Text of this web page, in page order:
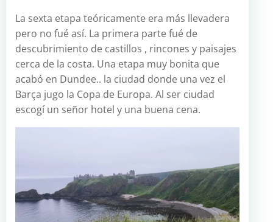
La sexta etapa teóricamente era más llevadera
pero no fué así. La primera parte fué de
descubrimiento de castillos , rincones y paisajes
cerca de la costa. Una etapa muy bonita que
acabó en Dundee.. la ciudad donde una vez el
Barça jugo la Copa de Europa. Al ser ciudad
escogí un señor hotel y una buena cena.